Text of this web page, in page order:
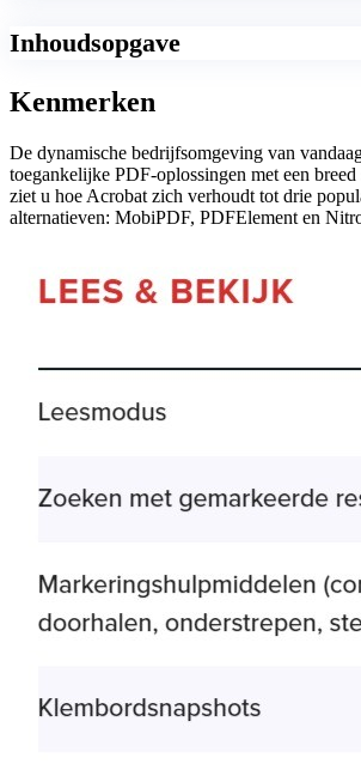
Inhoudsopgave
Kenmerken
De dynamische bedrijfsomgeving van
toegankelijke PDF-oplossingen met een
ziet u hoe Acrobat zich verhoudt tot drie
alternatieven: MobiPDF, PDFElement en